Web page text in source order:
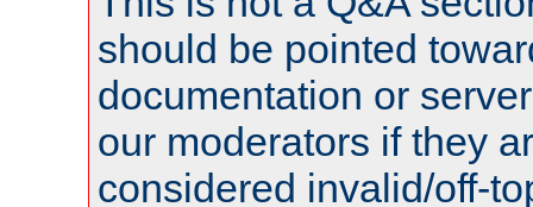
should be pointed
documentation or
our moderators if they
considered invalid/off-